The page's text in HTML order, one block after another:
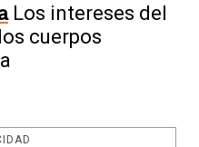
Los intereses del
cuerpos